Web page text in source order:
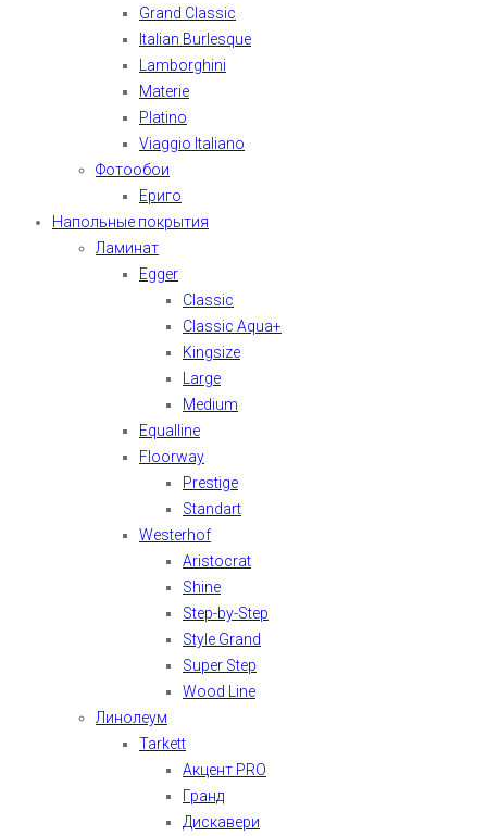
Grand Classic
Italian Burlesque
Lamborghini
Materie
Platino
Viaggio Italiano
Фотообои
Ериго
Напольные покрытия
Ламинат
Egger
Classic
Classic Aqua+
Kingsize
Large
Medium
Equalline
Floorway
Prestige
Standart
Westerhof
Aristocrat
Shine
Step-by-Step
Style Grand
Super Step
Wood Line
Линолеум
Tarkett
Акцент PRO
Гранд
Дискавери